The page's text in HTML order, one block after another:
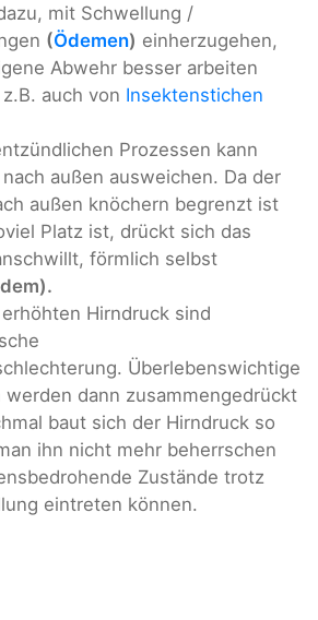
mit Schwellung /
(Ödemen) einherzugehen,
Abwehr besser arbeiten
auch von Insektenstichen
Prozessen kann
außen ausweichen. Da der
außen knöchern begrenzt ist
Platz ist, drückt sich das
förmlich selbst
Hirndruck sind
Überlebenswichtige
werden dann zusammengedrückt
baut sich der Hirndruck so
ihn nicht mehr beherrschen
Zustände trotz
eintreten können.